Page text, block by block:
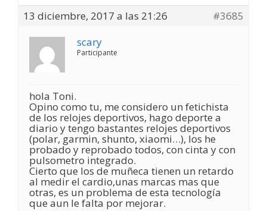
13 diciembre, 2017 a las 21:26
#3685
scary
Participante
hola Toni.
Opino como tu, me considero un fetichista
de los relojes deportivos, hago deporte a
diario y tengo bastantes relojes deportivos
(polar, garmin, shunto, xiaomi…), los he
probado y reprobado todos, con cinta y con
pulsometro integrado.
Cierto que los de muñeca tienen un retardo
al medir el cardio,unas marcas mas que
otras, es un problema de esta tecnología
que aun le falta por mejorar.